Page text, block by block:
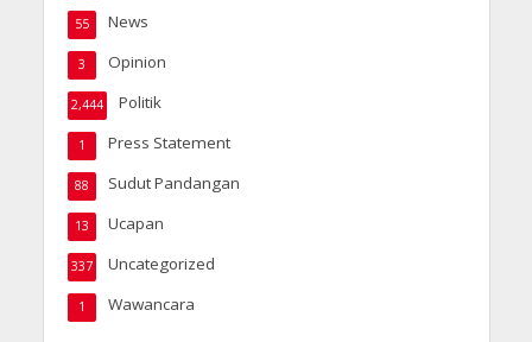
News
55
Opinion
3
Politik
2,444
Press Statement
1
Sudut Pandangan
88
Ucapan
13
Uncategorized
337
Wawancara
1